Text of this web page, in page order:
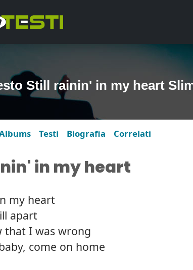
Still rainin' in my heart
Testi Biografia Correlati
in my heart
my heart
apart
that I was wrong
come on home